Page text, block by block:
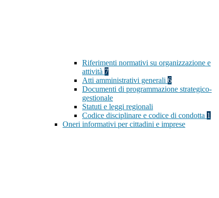
Riferimenti normativi su organizzazione e
attività 7
Atti amministrativi generali 6
Documenti di programmazione strategico-
gestionale
Statuti e leggi regionali
Codice disciplinare e codice di condotta 1
Oneri informativi per cittadini e imprese